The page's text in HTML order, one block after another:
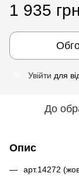
1 935 грн
Увійти для
До
Опис
арт.14272